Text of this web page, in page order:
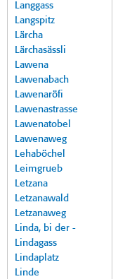
Langgass
Langspitz
Lärcha
Lärchasässli
Lawena
Lawenabach
Lawenaröfi
Lawenastrasse
Lawenatobel
Lawenaweg
Lehaböchel
Leimgrueb
Letzana
Letzanawald
Letzanaweg
Linda, bi der -
Lindagass
Lindaplatz
Linde